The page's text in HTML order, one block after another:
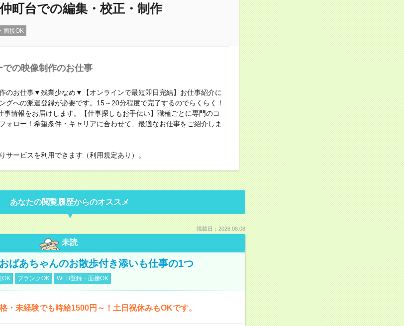
町台での編集・校正・制作
面接OK
の映像制作のお仕事
のお仕事▼残業少なめ▼【オンラインで最短即日完結】お仕事紹介に
グへの派遣登録が必要です。15～20分程度で完了するのでらくらく！
事情報をお届けします。【仕事探しもお手伝い】職種ごとに専門のコ
ォロー！希望条件・キャリアに合わせて、最適なお仕事をご紹介しま
ービスを利用できます（利用規定あり）。
あなたの閲覧履歴からのオススメ
掲載日：2026.08.08
未読
ばあちゃんのお散歩付き添いも仕事の1つ
OK ブランクOK WEB登録・面接OK
未経験でも時給1500円～！土日祝休みもOKです。